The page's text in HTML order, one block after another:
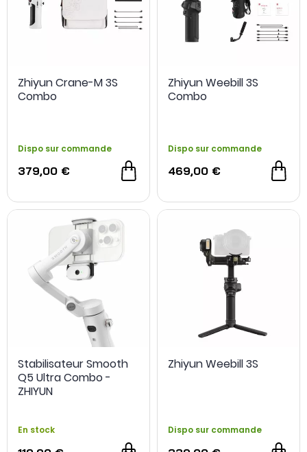
OCCASION
Zhiyun Crane-M 3S
Combo
Dispo sur commande
379,00 €
Zhiyun Weebill 3S
Combo
Dispo sur commande
469,00 €
Stabilisateur Smooth
Q5 Ultra Combo -
ZHIYUN
En stock
Zhiyun Weebill 3S
Dispo sur commande